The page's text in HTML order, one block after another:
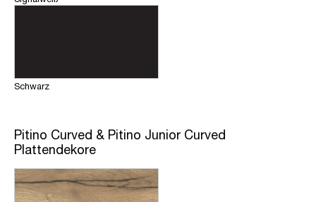
Schwarz
Pitino Curved & Pitino Junior Curved
Plattendekore